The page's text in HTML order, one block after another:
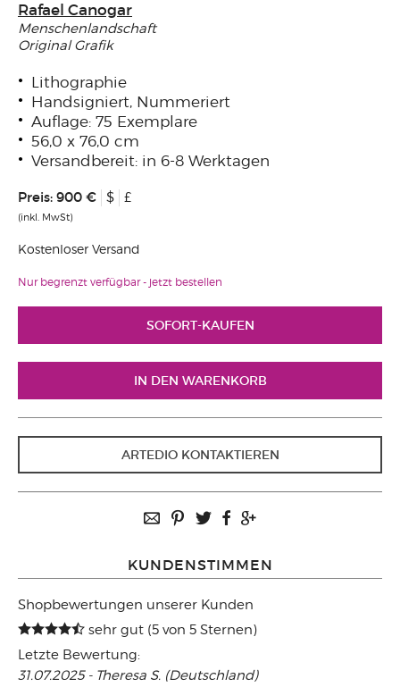
Rafael Canogar
Menschenlandschaft
Original Grafik
Lithographie
Handsigniert, Nummeriert
Auflage: 75 Exemplare
56,0 x 76,0 cm
Versandbereit: in 6-8 Werktagen
Preis: 900 € $ £
(inkl. MwSt)
Kostenloser Versand
Nur begrenzt verfügbar - jetzt bestellen
ARTEDIO KONTAKTIEREN
KUNDENSTIMMEN
Shopbewertungen unserer Kunden
sehr gut (5 von 5 Sternen)
Letzte Bewertung:
31.07.2025 - Theresa S. (Deutschland)